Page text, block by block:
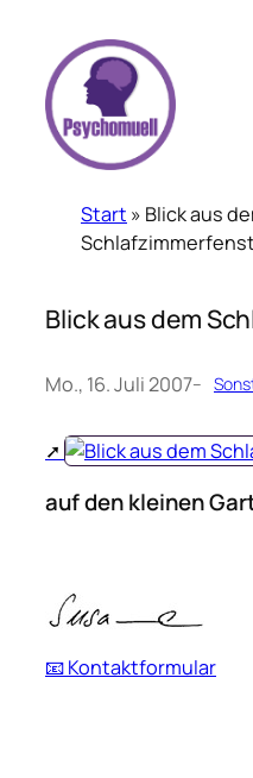
springen
Start » Blick aus
Blick aus dem
Mo., 16. Juli 2007–
auf den kleinen
📧 Kontaktformular